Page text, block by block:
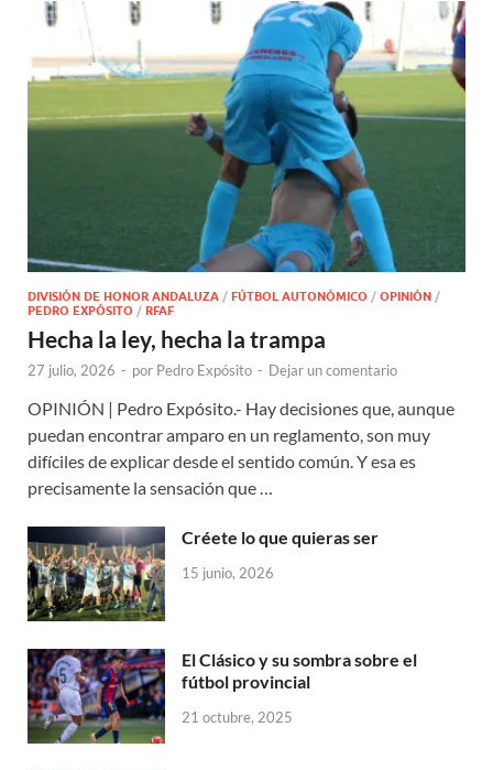
DIVISIÓN DE HONOR ANDALUZA / FÚTBOL AUTONÓMICO / OPINIÓN /
PEDRO EXPÓSITO / RFAF
Hecha la ley, hecha la trampa
27 julio, 2026 - por Pedro Expósito - Dejar un comentario
OPINIÓN | Pedro Expósito.- Hay decisiones que, aunque
puedan encontrar amparo en un reglamento, son muy
difíciles de explicar desde el sentido común. Y esa es
precisamente la sensación que …
Créete lo que quieras ser
15 junio, 2026
El Clásico y su sombra sobre el
fútbol provincial
21 octubre, 2025